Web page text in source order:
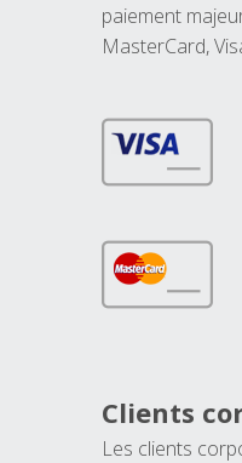
paiement
MasterCard,
Clients
Les clients